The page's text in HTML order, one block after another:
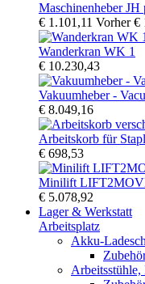
Maschinenheber
€ 1.101,11 Vorher€
Wanderkran WK 1
€ 10.230,43
Vakuumheber -
€ 8.049,16
Arbeitskorb für
€ 698,53
Minilift
€ 5.078,92
Lager & Werkstatt
Arbeitsplatz
Akku-